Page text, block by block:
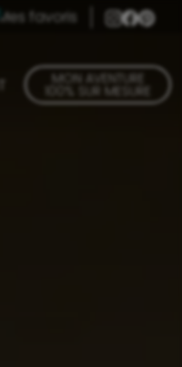
Mes favoris
MON AVENTURE
100% SUR MESURE